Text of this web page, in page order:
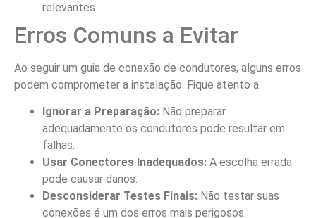
relevantes.
Erros Comuns a Evitar
Ao seguir um guia de conexão de condutores, alguns erros
podem comprometer a instalação. Fique atento a:
Ignorar a Preparação: Não preparar
adequadamente os condutores pode resultar em
falhas.
Usar Conectores Inadequados: A escolha errada
pode causar danos.
Desconsiderar Testes Finais: Não testar suas
conexões é um dos erros mais perigosos.